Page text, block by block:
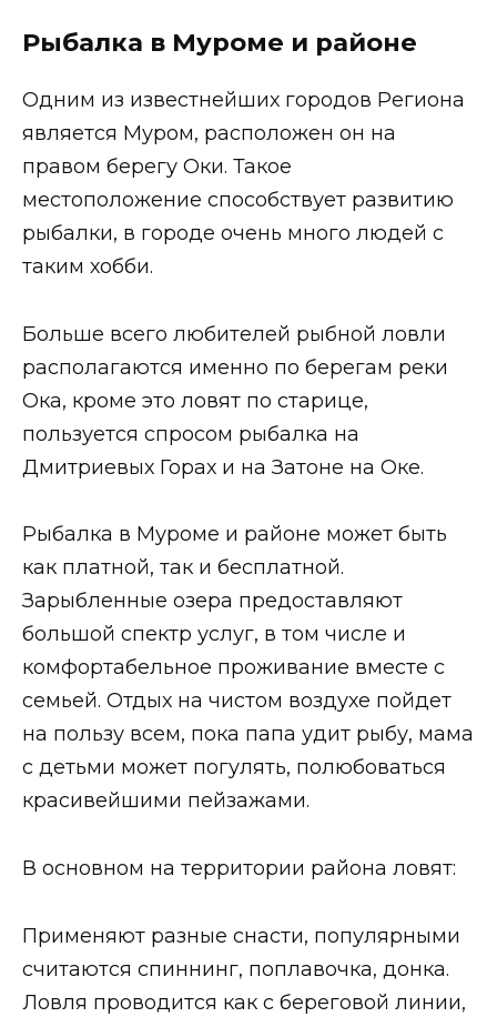
Рыбалка в Муроме и районе
Одним из известнейших городов Региона
является Муром, расположен он на
правом берегу Оки. Такое
местоположение способствует развитию
рыбалки, в городе очень много людей с
таким хобби.
Больше всего любителей рыбной ловли
располагаются именно по берегам реки
Ока, кроме это ловят по старице,
пользуется спросом рыбалка на
Дмитриевых Горах и на Затоне на Оке.
Рыбалка в Муроме и районе может быть
как платной, так и бесплатной.
Зарыбленные озера предоставляют
большой спектр услуг, в том числе и
комфортабельное проживание вместе с
семьей. Отдых на чистом воздухе пойдет
на пользу всем, пока папа удит рыбу, мама
с детьми может погулять, полюбоваться
красивейшими пейзажами.
В основном на территории района ловят:
Применяют разные снасти, популярными
считаются спиннинг, поплавочка, донка.
Ловля проводится как с береговой линии,